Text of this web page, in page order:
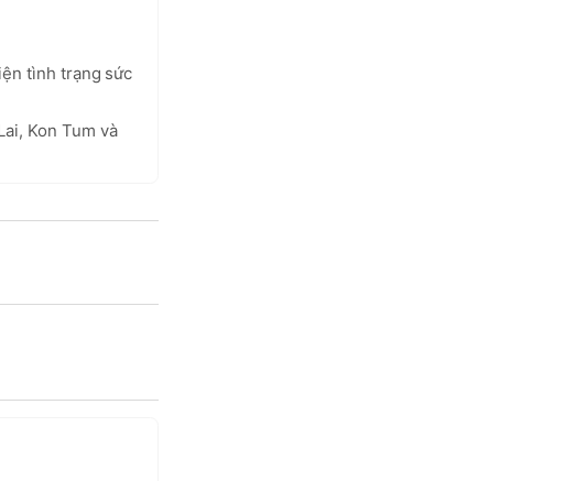
tình trạng sức
Kon Tum và